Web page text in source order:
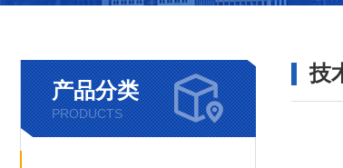
产品分类
PRODUCTS
技